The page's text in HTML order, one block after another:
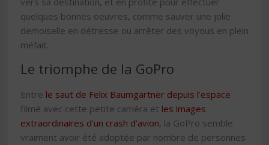
quelques bonnes oeuvres, comme sauver une jolie
demoiselle en détresse ou arrêter des voyous en plein
méfait.
Le triomphe de la GoPro
Entre le saut de Felix Baumgartner depuis l’espace
filmé avec cette petite caméra et les images
extraordinaires d’un crash d’avion, la GoPro semble
vraiment avoir été adoptée par nombre de personnes